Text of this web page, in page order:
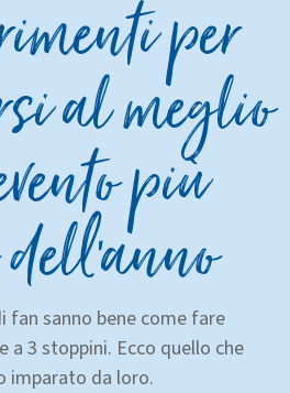
per
al meglio
più
fan sanno bene come fare
a 3 stoppini. Ecco quello che
imparato da loro.